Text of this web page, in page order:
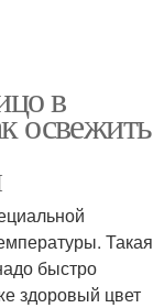
в
освежить
Такая
быстро
здоровый цвет